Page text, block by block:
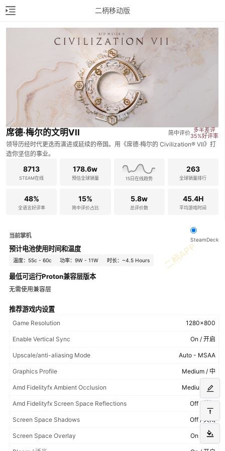
二柄移动版
席德·梅尔的文明VII 简中评价
多半差评
35%好评率
领导历经时代更迭而演进或延续的帝国。用《席德·梅尔的 Civilization® VII》打
造你坚信的事业。
8713
STEAM在线
178.6w
预估全球销量 15日在线趋势
263
全球销量排行
48%
全语言好评率
15%
简中评价占比
5.8w
总评价数
45.4H
平均游戏时间
当前掌机
SteamDeck
预计电池使用时间和温度
温度：55c - 60c 功率：9W - 11W 时长：~4.5 Hours
最低可运行Proton兼容层版本
无需使用兼容层
推荐游戏内设置
Game Resolution 1280x800
Enable Vertical Sync On / 开启
Upscale/anti-aliasing Mode Auto - MSAA
Graphics Profile Medium / 中
Amd Fidelityfx Ambient Occlusion Medium / 中
Amd Fidelityfx Screen Space Reflections Off / 关闭
Screen Space Shadows Off / 关闭
Screen Space Overlay On / 开启